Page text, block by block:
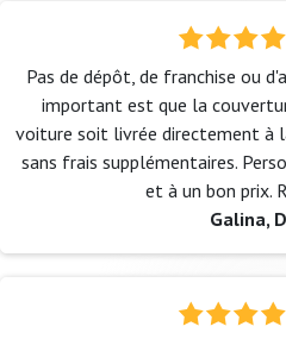
Pas de dépôt, de franchise ou
important est que la
voiture soit livrée directement à
sans frais supplémentaires.
et à un bon prix.
Galina,